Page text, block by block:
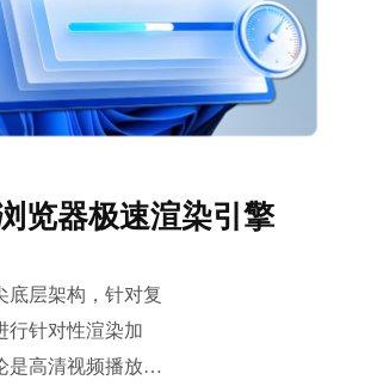
览器极速渲染引擎
底层架构，针对复
行针对性渲染加
是高清视频播放还